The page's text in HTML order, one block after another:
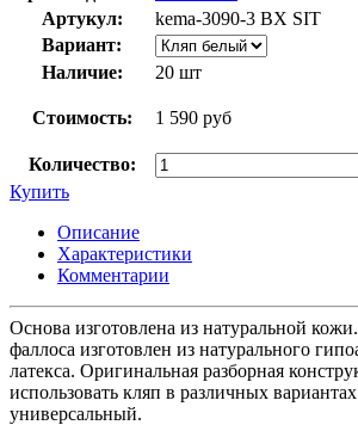
Артукул:
kema-3090-3 BX SIT
Вариант:
Наличие:
20 шт
Стоимость: 1 590 руб
Количество:
Купить
Описание
Характеристики
Комментарии
Основа изготовлена из натуральной
фаллоса изготовлен из натурального
латекса. Оригинальная разборная
использовать кляп в различных
универсальный.